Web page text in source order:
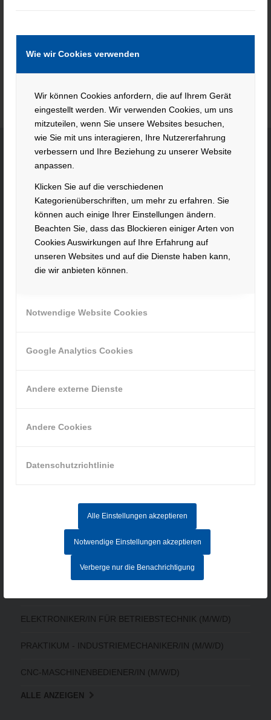
Wie wir Cookies verwenden
Wir können Cookies anfordern, die auf Ihrem Gerät
eingestellt werden. Wir verwenden Cookies, um uns
mitzuteilen, wenn Sie unsere Websites besuchen,
wie Sie mit uns interagieren, Ihre Nutzererfahrung
verbessern und Ihre Beziehung zu unserer Website
anpassen.
Klicken Sie auf die verschiedenen
Kategorienüberschriften, um mehr zu erfahren. Sie
können auch einige Ihrer Einstellungen ändern.
Beachten Sie, dass das Blockieren einiger Arten von
Cookies Auswirkungen auf Ihre Erfahrung auf
unseren Websites und auf die Dienste haben kann,
die wir anbieten können.
Notwendige Website Cookies
Google Analytics Cookies
Andere externe Dienste
Andere Cookies
Datenschutzrichtlinie
Alle Einstellungen akzeptieren
Notwendige Einstellungen akzeptieren
Verberge nur die Benachrichtigung
Hacker Feinmechanik GmbH
Im Polder 2 / Neuhausen
94560 Offenberg
Tel. +49 991 99800 – 0
Fax. +49 991 91564
contact@hacker-feinmechanik.de
AGB
AKTUELLE STELLENANGEBOTE
MITARBEITER IM AUFTRAGSZENTRUM (M/W/D) - Vollzeit
ELEKTRONIKER/IN FÜR BETRIEBSTECHNIK (M/W/D)
PRAKTIKUM - INDUSTRIEMECHANIKER/IN (M/W/D)
CNC-MASCHINENBEDIENER/IN (M/W/D)
ALLE ANZEIGEN